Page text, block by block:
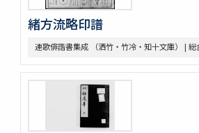
緒方流略印譜
連歌俳諧書集成 （洒竹・竹冷・知十文庫） | 総